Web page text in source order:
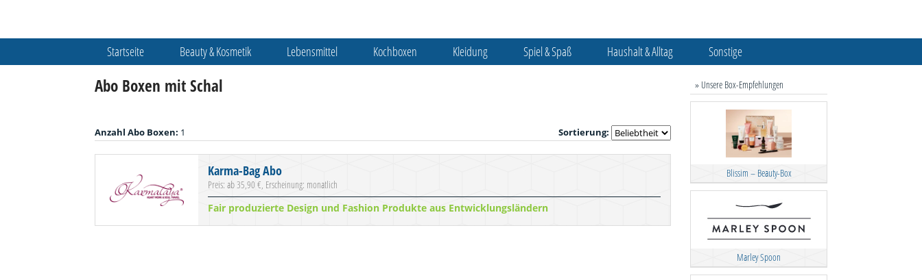
Startseite Beauty & Kosmetik Lebensmittel Kochboxen Kleidung Spiel & Spaß Haushalt & Alltag Sonstige
Abo Boxen mit Schal
Anzahl Abo Boxen: 1 Sortierung:
Karma-Bag Abo
Preis: ab 35,90 €, Erscheinung: monatlich
Fair produzierte Design und Fashion Produkte aus Entwicklungsländern
» Unsere Box-Empfehlungen
Blissim – Beauty-Box
Marley Spoon